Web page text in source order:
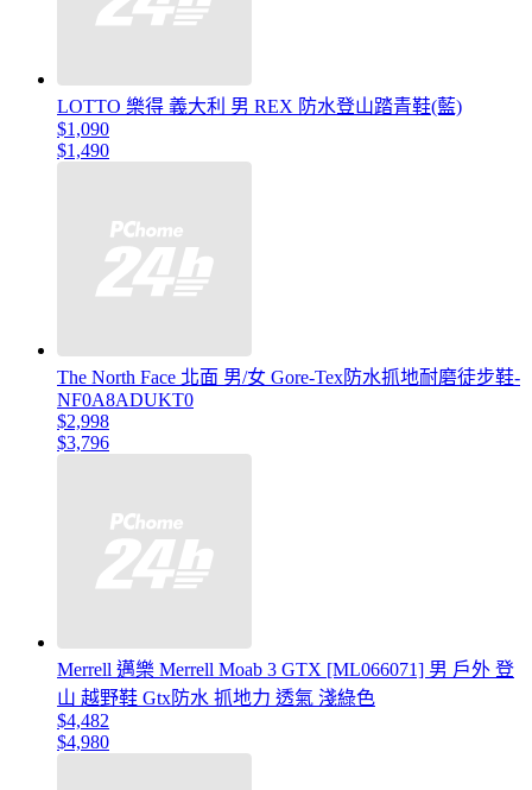
LOTTO 樂得 義大利 男 REX 防水登山踏青鞋(藍)
$1,090
$1,490
The North Face 北面 男/女 Gore-Tex防水抓地耐磨徒步鞋-
NF0A8ADUKT0
$2,998
$3,796
Merrell 邁樂 Merrell Moab 3 GTX [ML066071] 男 戶外 登
山 越野鞋 Gtx防水 抓地力 透氣 淺綠色
$4,482
$4,980